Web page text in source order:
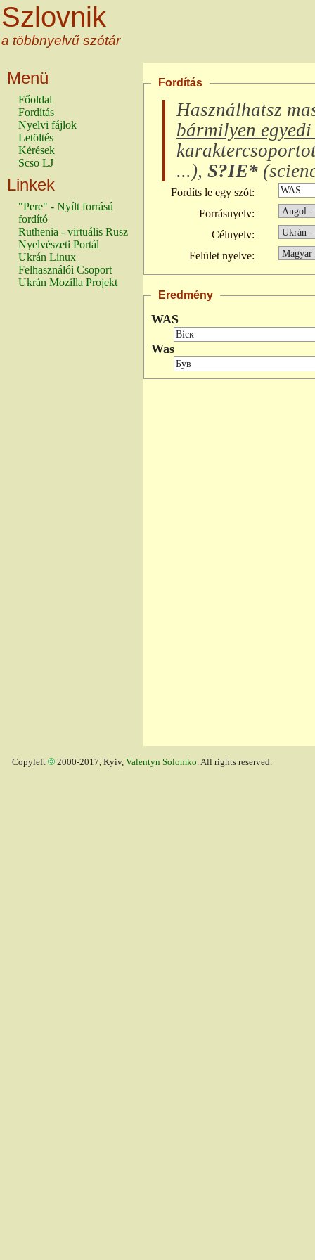
Szlovnik
a többnyelvű szótár
Menü
Főoldal
Fordítás
Nyelvi fájlok
Letöltés
Kérések
Scso LJ
Linkek
"Pere" - Nyílt forrású
fordító
Ruthenia - virtuális Rusz
Nyelvészeti Portál
Ukrán Linux
Felhasználói Csoport
Ukrán Mozilla Projekt
Fordítás
Használhatsz
bármilyen
...), S?IE* (
Fordíts le egy szót:
Forrásnyelv:
Célnyelv:
Felület nyelve:
Eredmény
WAS
Was
Copyleft 2000-2017, Kyiv, Valentyn Solomko. All rights reserved.